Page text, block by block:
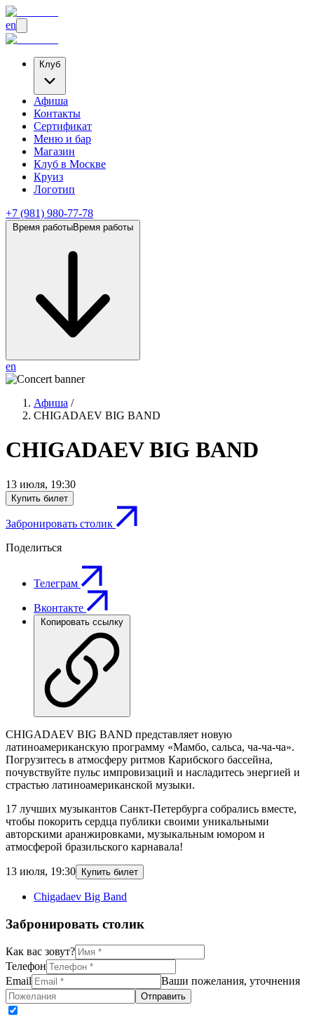
en
Клуб
Афиша
Контакты
Сертификат
Меню и бар
Магазин
Клуб в Москве
Круиз
Логотип
+7 (981) 980-77-78
Время работыВремя работы
en
Афиша /
CHIGADAEV BIG BAND
CHIGADAEV BIG BAND
13 июля, 19:30
Купить билет
Забронировать столик
Поделиться
Телеграм
Вконтакте
Копировать ссылку
CHIGADAEV BIG BAND представляет новую
латиноамериканскую программу «Мамбо, сальса, ча-ча-ча».
Погрузитесь в атмосферу ритмов Карибского бассейна,
почувствуйте пульс импровизаций и насладитесь энергией и
страстью латиноамериканской музыки.
17 лучших музыкантов Санкт-Петербурга собрались вместе,
чтобы покорить сердца публики своими уникальными
авторскими аранжировками, музыкальным юмором и
атмосферой бразильского карнавала!
13 июля, 19:30 Купить билет
Chigadaev Big Band
Забронировать столик
Как вас зовут?
Телефон
Email
Ваши пожелания, уточнения
Отправить